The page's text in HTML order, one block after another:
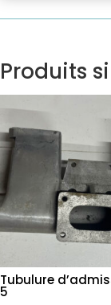
Produits
Tubulure
5